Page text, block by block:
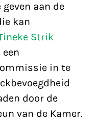
aan de
kan
Strik
in te
door de
van de Kamer.